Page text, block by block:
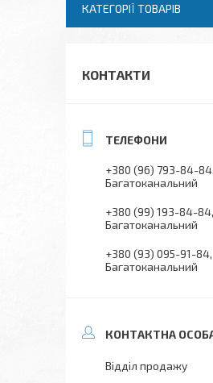
КАТЕГОРІЇ ТОВАРІВ
КОНТАКТИ
+380 (96) 793-84-84
Багатоканальний
+380 (99) 193-84-84
Багатоканальний
+380 (93) 095-91-84
Багатоканальний
Відділ продажу